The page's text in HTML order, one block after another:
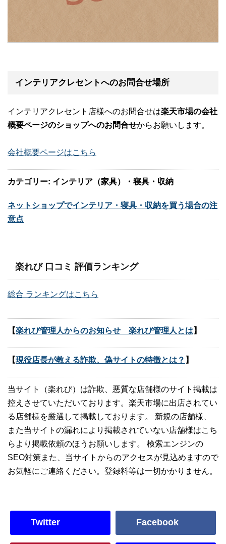
インテリアクレセントへのお問合せ場所
インテリアクレセント店様へのお問合せは楽天市場の会社
概要ページのショップへのお問合せからお願いします。
会社概要ページはこちら
カテゴリー: インテリア（家具）・寝具・収納
ネットショップでインテリア・寝具・収納を買う場合の注
意点
楽れび 口コミ 評価ランキング
総合 ランキングはこちら
【楽れび管理人からのお知らせ 楽れび管理人とは 】
【現役店長が教える詐欺、偽サイトの特徴とは？ 】
当サイト（楽れび）は詐欺、悪質な店舗様のサイト掲載は
控えさせていただいております。楽天市場に出店されてい
る店舗様を厳選して掲載しております。 新規の店舗様、
また当サイトの漏れにより掲載されていない店舗様はこち
らより掲載依頼のほうお願いします。 検索エンジンの
SEO対策また、当サイトからのアクセスが見込めますので
お気軽にご連絡ください。登録料等は一切かかりません。
Twitter Facebook